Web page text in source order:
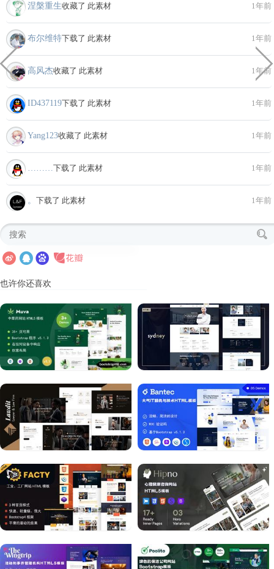
涅槃重生收藏了 此素材 1年前
布尔维特下载了 此素材 1年前
高风杰收藏了 此素材 1年前
ID437119下载了 此素材 1年前
Yang123收藏了 此素材 1年前
下载了 此素材 1年前
。 下载了 此素材 1年前
也许你还喜欢